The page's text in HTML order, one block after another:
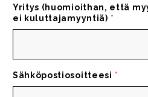
Yritys (huomioithan, että
ei kuluttajamyyntiä) *
Sähköpostiosoitteesi *